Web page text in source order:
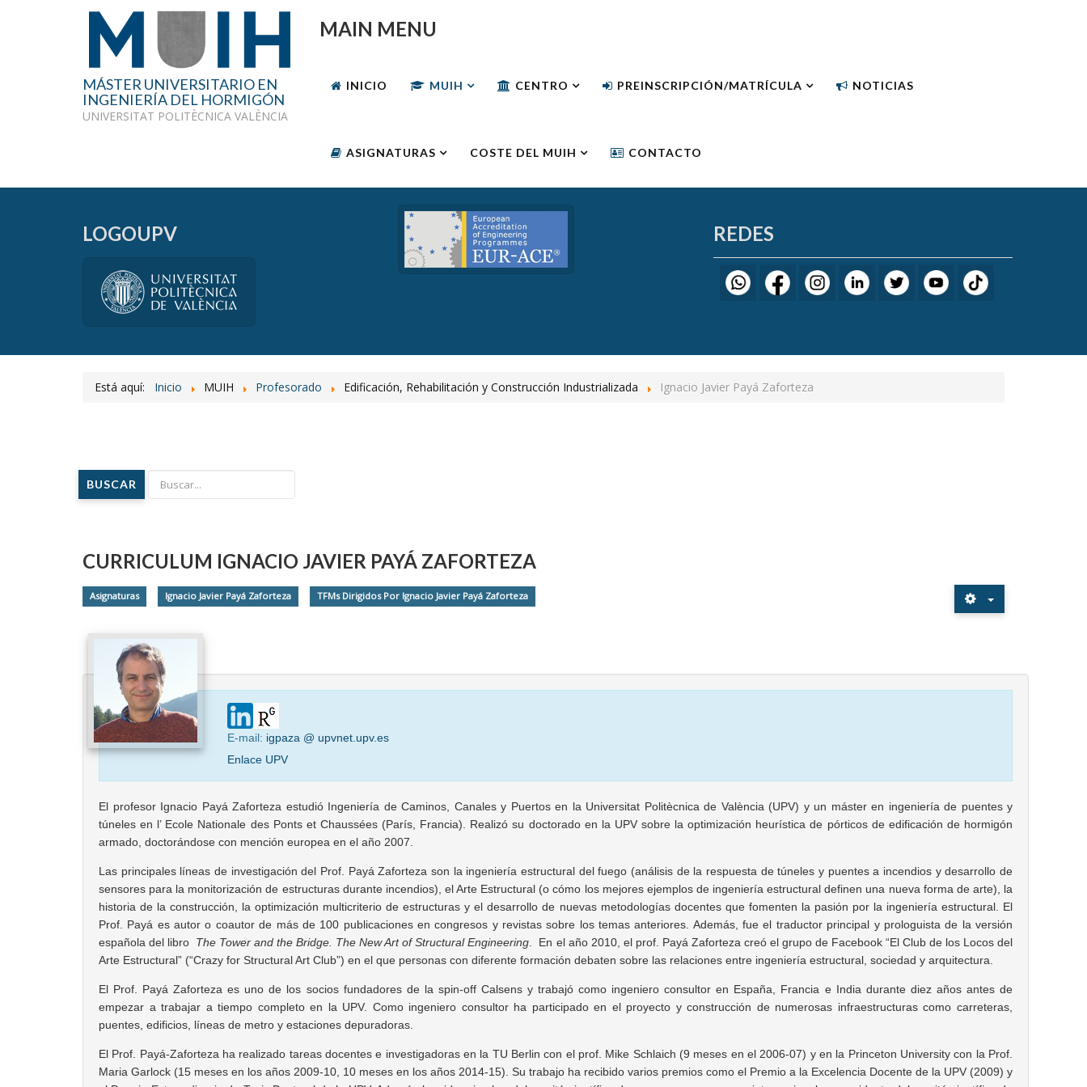
MÁSTER UNIVERSITARIO EN
INGENIERÍA DEL HORMIGÓN
UNIVERSITAT POLITÈCNICA VALÈNCIA
MAIN MENU
INICIO MUIH CENTRO PREINSCRIPCIÓN/MATRÍCULA NOTICIAS
ASIGNATURAS COSTE DEL MUIH CONTACTO
LOGOUPV REDES
Está aquí: Inicio MUIH Profesorado Edificación, Rehabilitación y Construcción Industrializada Ignacio Javier Payá Zaforteza
BUSCAR
CURRICULUM IGNACIO JAVIER PAYÁ ZAFORTEZA
Asignaturas Ignacio Javier Payá Zaforteza TFMs Dirigidos Por Ignacio Javier Payá Zaforteza
E-mail: igpaza @ upvnet.upv.es
Enlace UPV
El profesor Ignacio Payá Zaforteza estudió Ingeniería de Caminos, Canales y Puertos en la Universitat Politècnica de València (UPV) y un máster en ingeniería de puentes y
túneles en l’ Ecole Nationale des Ponts et Chaussées (París, Francia). Realizó su doctorado en la UPV sobre la optimización heurística de pórticos de edificación de hormigón
armado, doctorándose con mención europea en el año 2007.
Las principales líneas de investigación del Prof. Payá Zaforteza son la ingeniería estructural del fuego (análisis de la respuesta de túneles y puentes a incendios y desarrollo de
sensores para la monitorización de estructuras durante incendios), el Arte Estructural (o cómo los mejores ejemplos de ingeniería estructural definen una nueva forma de arte), la
historia de la construcción, la optimización multicriterio de estructuras y el desarrollo de nuevas metodologías docentes que fomenten la pasión por la ingeniería estructural. El
Prof. Payá es autor o coautor de más de 100 publicaciones en congresos y revistas sobre los temas anteriores. Además, fue el traductor principal y prologuista de la versión
española del libro The Tower and the Bridge. The New Art of Structural Engineering . En el año 2010, el prof. Payá Zaforteza creó el grupo de Facebook “El Club de los Locos del
Arte Estructural” (“Crazy for Structural Art Club”) en el que personas con diferente formación debaten sobre las relaciones entre ingeniería estructural, sociedad y arquitectura.
El Prof. Payá Zaforteza es uno de los socios fundadores de la spin-off Calsens y trabajó como ingeniero consultor en España, Francia e India durante diez años antes de
empezar a trabajar a tiempo completo en la UPV. Como ingeniero consultor ha participado en el proyecto y construcción de numerosas infraestructuras como carreteras,
puentes, edificios, líneas de metro y estaciones depuradoras.
El Prof. Payá-Zaforteza ha realizado tareas docentes e investigadoras en la TU Berlin con el prof. Mike Schlaich (9 meses en el 2006-07) y en la Princeton University con la Prof.
Maria Garlock (15 meses en los años 2009-10, 10 meses en los años 2014-15). Su trabajo ha recibido varios premios como el Premio a la Excelencia Docente de la UPV (2009) y